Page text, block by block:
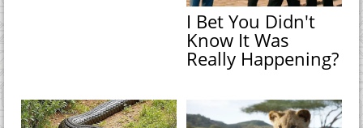
I Bet You Didn't
Know It Was
Really Happening?